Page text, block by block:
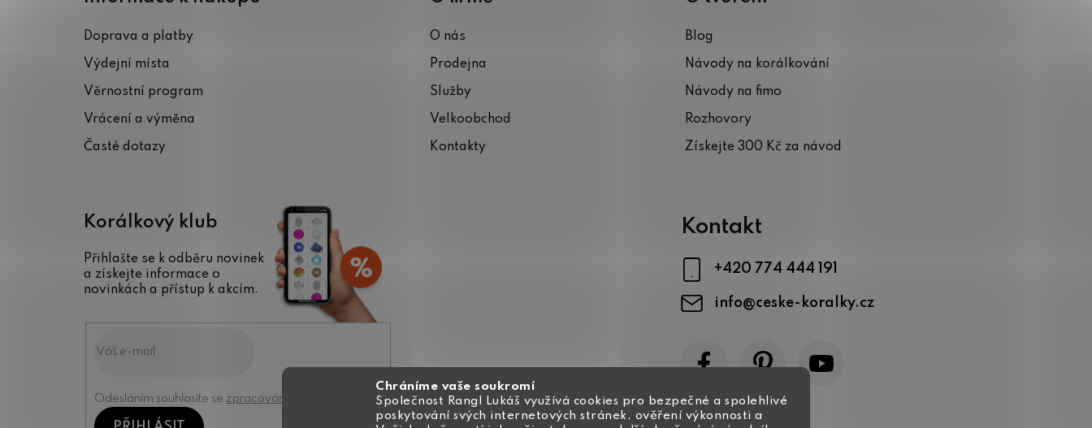
Chráníme vaše soukromí
Společnost Rangl Lukáš využívá cookies pro bezpečné a spolehlivé
poskytování svých internetových stránek, ověření výkonnosti a
Doprava a platby
Výdejní místa
Věrnostní program
Vrácení a výměna
Časté dotazy
O nás
Prodejna
Služby
Velkoobchod
Kontakty
Blog
Návody na korálkování
Návody na fimo
Rozhovory
Získejte 300 Kč za návod
Korálkový klub
Přihlašte se k odběru novinek
a získejte informace o
novinkách a přístup k akcím.
Odesláním souhlasíte se zpracováním osobních údajů
Kontakt
info@ceske-koralky.cz
+420 774 444 191